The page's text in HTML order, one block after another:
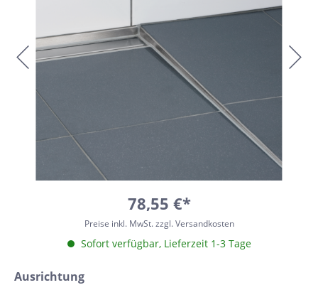
78,55 €*
Preise inkl. MwSt. zzgl. Versandkosten
Sofort verfügbar, Lieferzeit 1-3 Tage
Ausrichtung